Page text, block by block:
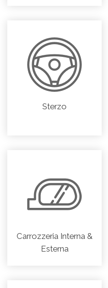
Sterzo
Carrozzeria Interna &
Esterna